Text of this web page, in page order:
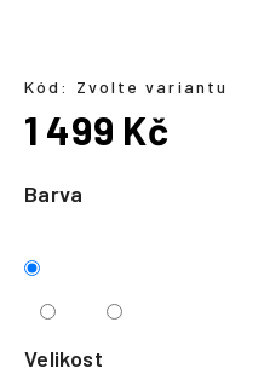
Barva
Velikost
Kód: Zvolte variantu
1 499 Kč
cena:
í
t
?